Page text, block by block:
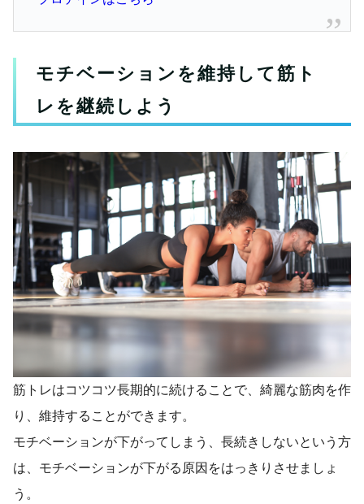
モチベーションを維持して筋ト
レを継続しよう
筋トレはコツコツ長期的に続けることで、綺麗な筋肉を作
り、維持することができます。
モチベーションが下がってしまう、長続きしないという方
は、モチベーションが下がる原因をはっきりさせましょ
う。